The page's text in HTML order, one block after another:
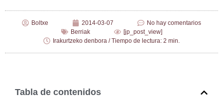
Boltxe 2014-03-07
No hay comentarios
Berriak
[jp_post_view]
Irakurtzeko denbora / Tiempo de lectura: 2 min.
Tabla de contenidos